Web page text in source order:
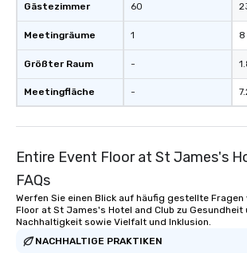
Gästezimmer
Meetingräume
Größter Raum
Meetingfläche
60
1
-
-
8
Entire Event Floor at St James's
FAQs
Werfen Sie einen Blick auf häufig gestellte Fragen
Floor at St James's Hotel and Club zu Gesundheit
Nachhaltigkeit sowie Vielfalt und Inklusion.
NACHHALTIGE PRAKTIKEN